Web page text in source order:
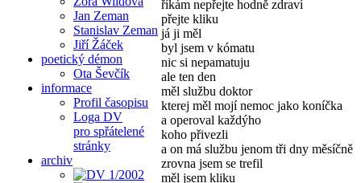
Jan Zeman
Stanislav Zeman
Jiří Žáček
poetický démon
Ota Ševčík
informace
Profil časopisu
Loga DV
pro spřátelené
stránky
archiv
říkám nepřejte hodně zdraví
přejte kliku
já ji měl
byl jsem v kómatu
nic si nepamatuju
ale ten den
měl službu doktor
kterej měl mojí nemoc jako koníčka
a operoval každýho
koho přivezli
a on má službu jenom tři dny měsíčně
zrovna jsem se trefil
měl jsem kliku